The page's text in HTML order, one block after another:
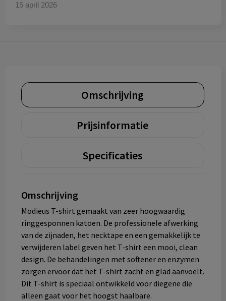
15 april 2026
Omschrijving
Prijsinformatie
Specificaties
Omschrijving
Modieus T-shirt gemaakt van zeer hoogwaardig
ringgesponnen katoen. De professionele afwerking
van de zijnaden, het necktape en een gemakkelijk te
verwijderen label geven het T-shirt een mooi, clean
design. De behandelingen met softener en enzymen
zorgen ervoor dat het T-shirt zacht en glad aanvoelt.
Dit T-shirt is speciaal ontwikkeld voor diegene die
alleen gaat voor het hoogst haalbare.